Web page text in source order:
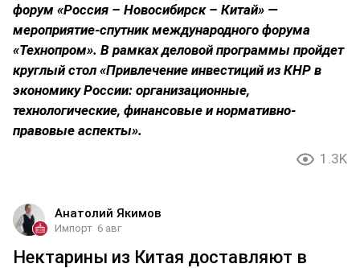
форум «Россия – Новосибирск – Китай» —
мероприятие-спутник международного форума
«Технопром». В рамках деловой программы пройдет
круглый стол «Привлечение инвестиций из КНР в
экономику России: организационные,
технологические, финансовые и нормативно-
правовые аспекты».
1.3K
Анатолий Якимов
Импорт 6 авг
Нектарины из Китая доставляют в